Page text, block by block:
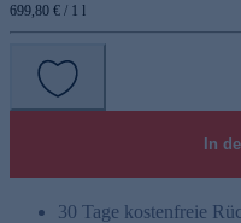
699,80 € / 1 l
In
30 Tage kostenfreie